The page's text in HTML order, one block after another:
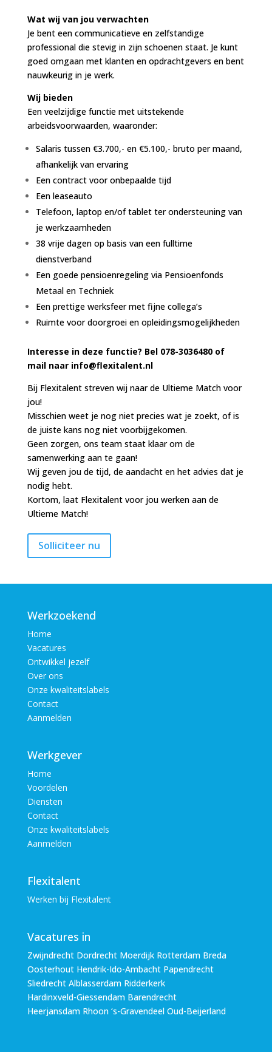
Wat wij van jou verwachten
Je bent een communicatieve en zelfstandige
professional die stevig in zijn schoenen staat. Je kunt
goed omgaan met klanten en opdrachtgevers en bent
nauwkeurig in je werk.
Wij bieden
Een veelzijdige functie met uitstekende
arbeidsvoorwaarden, waaronder:
Salaris tussen €3.700,- en €5.100,- bruto per maand,
afhankelijk van ervaring
Een contract voor onbepaalde tijd
Een leaseauto
Telefoon, laptop en/of tablet ter ondersteuning van
je werkzaamheden
38 vrije dagen op basis van een fulltime
dienstverband
Een goede pensioenregeling via Pensioenfonds
Metaal en Techniek
Een prettige werksfeer met fijne collega’s
Ruimte voor doorgroei en opleidingsmogelijkheden
Interesse in deze functie? Bel 078-3036480 of
mail naar info@flexitalent.nl
Bij Flexitalent streven wij naar de Ultieme Match voor
jou!
Misschien weet je nog niet precies wat je zoekt, of is
de juiste kans nog niet voorbijgekomen.
Geen zorgen, ons team staat klaar om de
samenwerking aan te gaan!
Wij geven jou de tijd, de aandacht en het advies dat je
nodig hebt.
Kortom, laat Flexitalent voor jou werken aan de
Ultieme Match!
Werkzoekend
Home
Vacatures
Ontwikkel jezelf
Over ons
Onze kwaliteitslabels
Contact
Aanmelden
Werkgever
Home
Voordelen
Diensten
Contact
Onze kwaliteitslabels
Aanmelden
Flexitalent
Werken bij Flexitalent
Vacatures in
Zwijndrecht Dordrecht Moerdijk Rotterdam Breda
Oosterhout Hendrik-Ido-Ambacht Papendrecht
Sliedrecht Alblasserdam Ridderkerk
Hardinxveld-Giessendam Barendrecht
Heerjansdam Rhoon ‘s-Gravendeel Oud-Beijerland